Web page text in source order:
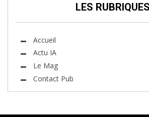
LES RUBRIQUES
Accueil
Actu IA
Le Mag
Contact Pub